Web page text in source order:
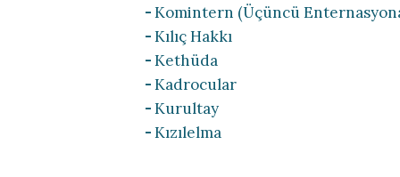
Komintern (Üçüncü
Kılıç Hakkı
Kethüda
Kadrocular
Kurultay
Kızılelma